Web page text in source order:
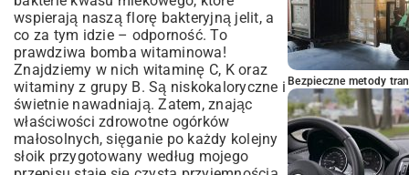
wspierają naszą florę bakteryjną jelit, a
co za tym idzie – odporność. To
prawdziwa bomba witaminowa!
Znajdziemy w nich witaminę C, K oraz
witaminy z grupy B. Są niskokaloryczne i
świetnie nawadniają. Zatem, znając
właściwości zdrowotne ogórków
małosolnych, sięganie po każdy kolejny
słoik przygotowany według mojego
Bezpieczne metody